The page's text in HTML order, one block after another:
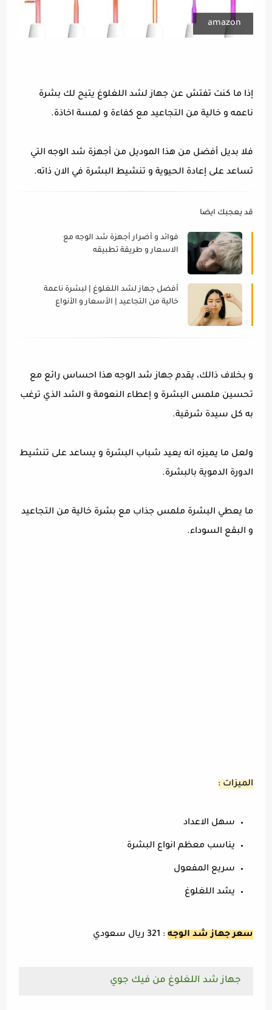
amazon
إذا ما كنت تفتش عن جهاز لشد اللغلوغ يتيح لك بشرة
ناعمه و خالية من التجاعيد مع كفاءة و لمسة اخاذة.
فلا بديل أفضل من هذا الموديل من أجهزة شد الوجه التي
تساعد على إعادة الحيوية و تنشيط البشرة في الان ذاته.
قد يعجبك ايضا
فوائد و أضرار أجهزة شد الوجه مع
الاسعار و طريقة تطبيقه
أفضل جهاز لشد اللغلوغ | لبشرة ناعمة
خالية من التجاعيد | الأسعار و الأنواع
و بخلاف ذالك، يقدم جهاز شد الوجه هذا احساس رائع مع
تحسين ملمس البشرة و إعطاء النعومة و الشد الذي ترغب
به كل سيدة شرقية.
ولعل ما يميزه انه يعيد شباب البشرة و يساعد على تنشيط
الدورة الدموية بالبشرة.
ما يعطي البشرة ملمس جذاب مع بشرة خالية من التجاعيد
و البقع السوداء.
الميزات :
سهل الاعداد
يناسب معظم انواع البشرة
سريع المفعول
يشد اللغلوغ
سعر جهاز شد الوجه : 321 ريال سعودي
جهاز شد اللغلوغ من فيك جوي